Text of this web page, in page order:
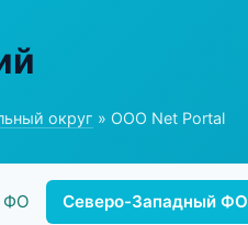
округ » ООО Net Portal
ФО Северо-Западный ФО